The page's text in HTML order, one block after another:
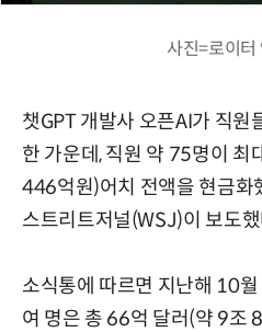
사진=로이터
챗GPT 개발사 오픈AI가 직원
한 가운데, 직원 약 75명이
446억원)어치 전액을 현금화
스트리트저널(WSJ)이 보도
소식통에 따르면 지난해 10
여 명은 총 66억 달러(약 9조